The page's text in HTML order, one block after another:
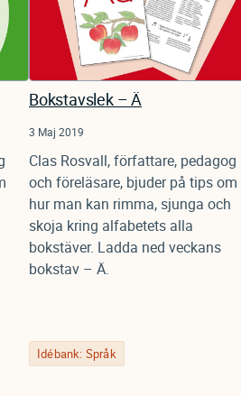
Bokstavslek – Ä
3 Maj 2019
Clas Rosvall, författare, pedagog
och föreläsare, bjuder på tips om
hur man kan rimma, sjunga och
skoja kring alfabetets alla
bokstäver. Ladda ned veckans
bokstav – Ä.
Idébank: Språk